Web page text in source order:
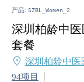
产品: SZBL_Women_2
深圳柏龄中
套餐
深圳柏龄中医
94项目